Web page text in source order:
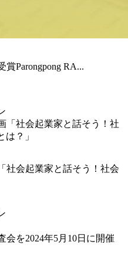
Parongpong RA...
社会起業家と話そう！社会